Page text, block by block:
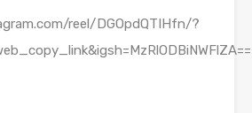
reel/DGOpdQTIHfn/?